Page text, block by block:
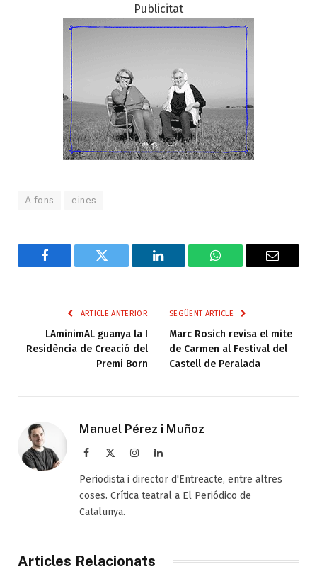
Publicitat
A fons eines
Facebook Twitter LinkedIn WhatsAppEmail
ARTICLE ANTERIOR
LAminimAL guanya la I
Residència de Creació del
Premi Born
SEGÜENT ARTICLE
Marc Rosich revisa el mite
de Carmen al Festival del
Castell de Peralada
Manuel Pérez i Muñoz
Facebook InstagramLinkedIn
Periodista i director d'Entreacte, entre altres
coses. Crítica teatral a El Periódico de
Catalunya.
Articles Relacionats